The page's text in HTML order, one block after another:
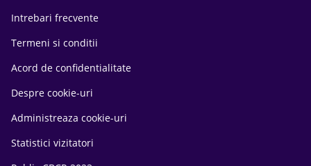
Intrebari frecvente
Termeni si conditii
Acord de confidentialitate
Despre cookie-uri
Administreaza cookie-uri
Statistici vizitatori